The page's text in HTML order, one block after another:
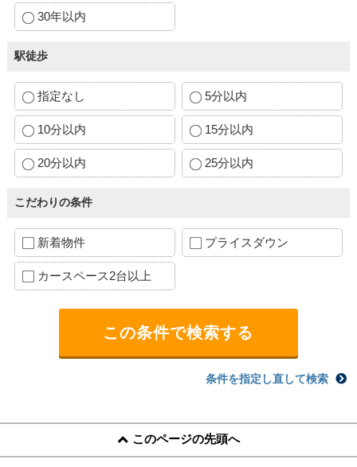
30年以内
駅徒歩
指定なし 5分以内
10分以内 15分以内
20分以内 25分以内
こだわりの条件
新着物件 プライスダウン
カースペース2台以上
条件を指定し直して検索
このページの先頭へ